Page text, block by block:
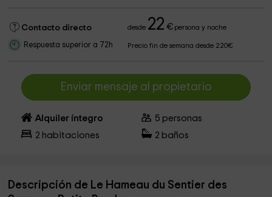
Contacto directo desde 22 €persona y noche
Respuesta superior a 72h Precio fin de semana desde 220€
Enviar mensaje al propietario
Alquiler íntegro 5 personas
2 habitaciones 2 baños
Descripción de Le Hameau du Sentier des